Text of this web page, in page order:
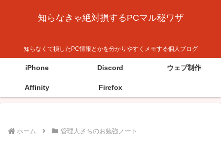
知らなきゃ絶対損するPCマル秘ワザ
知らなくて損したPC情報とかを分かりやすくメモする個人ブログ
iPhone Discord ウェブ制作
Affinity Firefox
ホーム 管理人さちのお勉強ノート